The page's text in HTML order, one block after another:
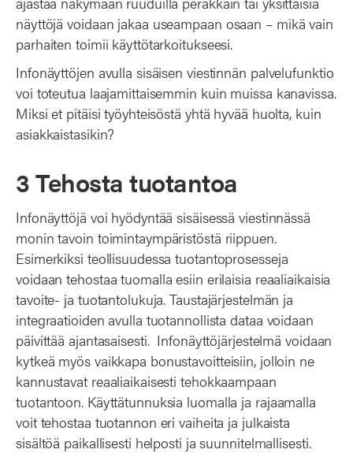
näyttöjä voidaan jakaa useampaan osaan – mikä vain
parhaiten toimii käyttötarkoitukseesi.
Infonäyttöjen avulla sisäisen viestinnän palvelufunktio
voi toteutua laajamittaisemmin kuin muissa kanavissa.
Miksi et pitäisi työyhteisöstä yhtä hyvää huolta, kuin
asiakkaistasikin?
3 Tehosta tuotantoa
Infonäyttöjä voi hyödyntää sisäisessä viestinnässä
monin tavoin toimintaympäristöstä riippuen.
Esimerkiksi teollisuudessa tuotantoprosesseja
voidaan tehostaa tuomalla esiin erilaisia reaaliaikaisia
tavoite- ja tuotantolukuja. Taustajärjestelmän ja
integraatioiden avulla tuotannollista dataa voidaan
päivittää ajantasaisesti. Infonäyttöjärjestelmä voidaan
kytkeä myös vaikkapa bonustavoitteisiin, jolloin ne
kannustavat reaaliaikaisesti tehokkaampaan
tuotantoon. Käyttätunnuksia luomalla ja rajaamalla
voit tehostaa tuotannon eri vaiheita ja julkaista
sisältöä paikallisesti helposti ja suunnitelmallisesti.